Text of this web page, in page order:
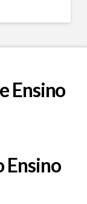
Ensino
Ensino